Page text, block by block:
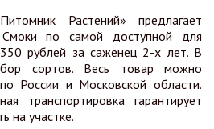
Растений» предлагает
по самой доступной для
рублей за саженец 2-х лет. В
сортов. Весь товар можно
России и Московской области.
транспортировка гарантирует
на участке.